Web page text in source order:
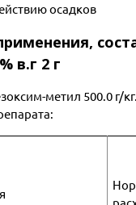
осадков
в.г 2 г
метил 500.0 г/кг.